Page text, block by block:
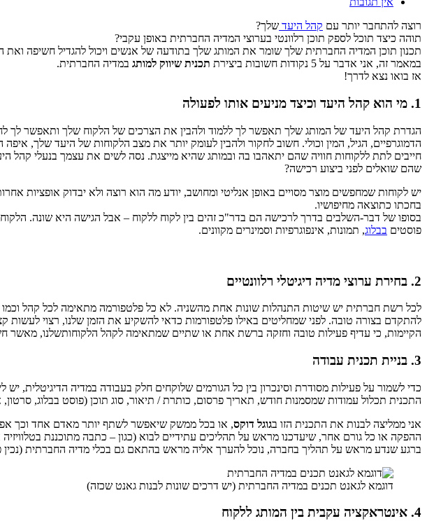
רוצה להתחבר יותר עם קהל היעד שלך?
תוהה כיצד תוכל לספק תוכן רלוונטי בערוצי המדיה החברתית באופן עקבי?
תכנון תוכן המדיה החברתית שלך שומר את המותג שלך בתודעה של אנשים ויכול להגדיל חשיפה ואת
במאמר זה, אני אדבר על 5 נקודות חשובות ביצירת
תכנית שיווק למותג במדיה החברתית.
אז בואו נצא לדרך!
1. מי הוא קהל היעד וכיצד מניעים אותו לפעולה
הגדרת קהל היעד של המותג שלך תאפשר לך ללמוד ולהבין את הצרכים של הלקוח שלך ותאפשר לך
הדמוגרפיים, הגיל, המין וכולי. חשוב לחקור ולהבין לעומק יותר את מצב הלקוחות של היעד שלך,
חייבים לתת ללקוחות חוויה שהם יתאהבו בה ובמותג שהיא מייצגת. נסה לשים את עצמך בנעלי
שהם שואלים לפני ביצוע רכישה?
יש לקוחות שמחפשים מוצר מסויים באופן אנליטי ומחושב, יודע מה הוא רוצה ולא יבדוק אופציות
בחכתו כתוצאה מחיפושיו.
בסופו של דבר-השלבים בדרך לרכישה הם בדר"כ זהים בין לקוח ללקוח – אבל הגישה היא שונה.
פוסטים בבלוג, תמונות, אינפוגרפיות וסמינרים מקוונים.
2. בחירת ערוצי מדיה דיגיטלי רלוונטיים
לכל רשת חברתית יש שיטות התנהלות שונות אחת מהשניה. לא כל פלטפורמה מתאימה לכל קהל וכמו
להתקדם בצורה טובה. לפני שמחליטים באילו פלטפורמות כדאי להשקיע את הזמן שלנו, רצוי
הקיימות, כי עדיף פעילות טובה וחזקה ברשת אחת או שתיים שמתאימה לקהל הלקוחותשלנו, מאשר
3. בניית תכנית עבודה
כדי לשמור על פעילות מסודרת וסינכרון בין כל הגורמים שלוקחים חלק בעבודה במדיה הדיגיטלית, יש
התכנית תכלול עמודות שמסמנות חודש, תאריך פרסום, כותרת / תיאור, סוג תוכן (פוסט בבלוג, סרטון,
אני ממליצה לבנות את התכנית הזו בגוגל דוקס, או בכל ממשק שיאפשר לשתף יותר מאדם אחד וכך אפשר
ההפקה או כל גורם אחר, שיעדכנו מראש על תהליכים עתידיים לבוא (כגון – כתבה מתוכננת
ברגע שנדע מראש על תהליך בחברה, נוכל להערך אליה מראש בהתאם גם בכלי מדיה החברתית (נכין
דוגמא לגאנט תכנים במדיה החברתית (יש דרכים שונות לבנות גאנט שכזה)
4. אינטראקציה עקבית בין המותג ללקוח